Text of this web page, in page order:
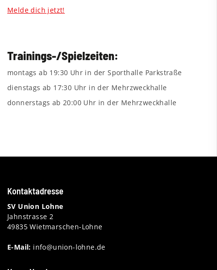
Melde dich jetzt!
Trainings-/Spielzeiten:
montags ab 19:30 Uhr in der Sporthalle Parkstraße
dienstags ab 17:30 Uhr in der Mehrzweckhalle
donnerstags ab 20:00 Uhr in der Mehrzweckhalle
Kontaktadresse
SV Union Lohne
Jahnstrasse 2
49835 Wietmarschen-Lohne
E-Mail: info@union-lohne.de